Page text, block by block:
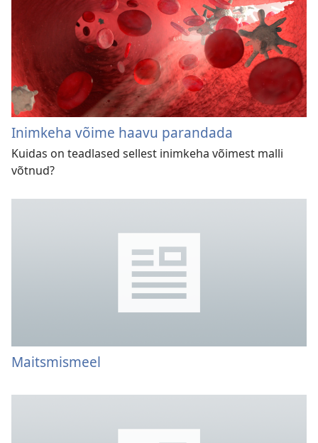
Inimkeha võime haavu parandada
Kuidas on teadlased sellest inimkeha võimest malli
võtnud?
Maitsmismeel